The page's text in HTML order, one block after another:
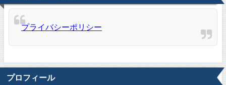
プライバシーポリシー
プロフィール